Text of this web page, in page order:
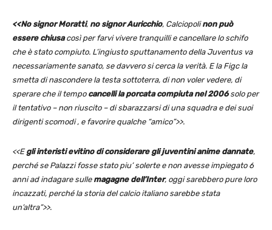
<<No signor Moratti, no signor Auricchio, Calciopolinon può
essere chiusacosì per farvi vivere tranquilli e cancellare lo schifo
che è stato compiuto. L’ingiusto sputtanamento della Juventus va
necessariamente sanato, se davvero si cerca la verità. E la Figc la
smetta di nascondere la testa sottoterra, di non voler vedere, di
sperare che il tempo cancelli la porcata compiuta nel 2006solo per
il tentativo – non riuscito – di sbarazzarsi di una squadra e dei suoi
dirigenti scomodi , e favorire qualche “amico”>>.
<<Egli interisti evitino di considerare gli juventini anime dannate,
perché se Palazzi fosse stato piu’ solerte e non avesse impiegato 6
anni ad indagare sulle magagne dell’Inter, oggi sarebbero pure loro
incazzati, perché la storia del calcio italiano sarebbe stata
un’altra”>>.